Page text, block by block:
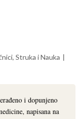
, Struka i Nauka
i dopunjeno
napisana na